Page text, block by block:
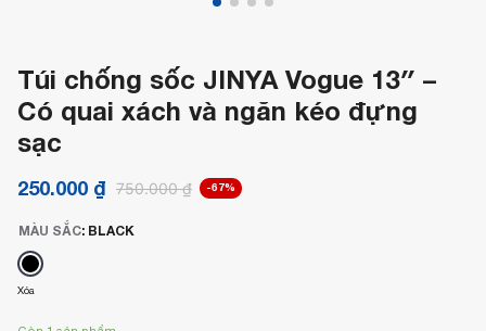
Túi chống sốc JINYA Vogue 13″ –
Có quai xách và ngăn kéo đựng
sạc
750.000₫
250.000 ₫ -67%
MÀU SẮC: BLACK
Xóa